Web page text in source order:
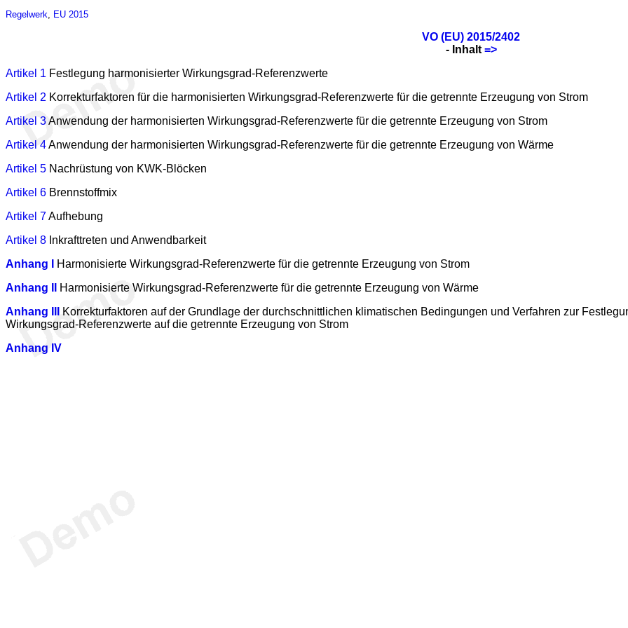
Regelwerk EU 2015
VO (EU) 2015/2402
- Inhalt =>
Artikel 1 Festlegung harmonisierter Wirkungsgrad-Referenzwerte
Artikel 2 Korrekturfaktoren für die harmonisierten Wirkungsgrad-Referenzwerte für die getrennte Erzeugung von Strom
Artikel 3Anwendung der harmonisierten Wirkungsgrad-Referenzwerte für die getrennte Erzeugung von Strom
Artikel 4Anwendung der harmonisierten Wirkungsgrad-Referenzwerte für die getrennte Erzeugung von Wärme
Artikel 5 Nachrüstung von KWK-Blöcken
Artikel 6 Brennstoffmix
Artikel 7Aufhebung
Artikel 8 Inkrafttreten und Anwendbarkeit
Anhang I
Harmonisierte Wirkungsgrad-Referenzwerte für die getrennte Erzeugung von Strom
Anhang II
Harmonisierte Wirkungsgrad-Referenzwerte für die getrennte Erzeugung von Wärme
Anhang III
Korrekturfaktoren auf der Grundlage der durchschnittlichen klimatischen Bedingungen und Verfahren zur
Wirkungsgrad-Referenzwerte auf die getrennte Erzeugung von Strom
Anhang IV